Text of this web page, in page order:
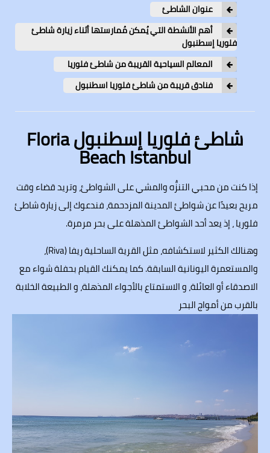
عنوان الشاطئ
أهم الأنشطة التي يُمكن مُمارستها أثناء زيارة شاطئ
فلوريا إسطنبول
المعالم السياحية القريبة من شاطئ فلوريا
فنادق قريبة من شاطئ فلوريا اسطنبول
شاطئ فلوريا إسطنبول Floria
Beach Istanbul
إذا كنت من محبي التنزُّه والمشي على الشواطئ، وتريد قضاء وقت
مريح بعيدًا عن شواطئ المدينة المزدحمة، فندعوك إلى زيارة شاطئ
فلوريا ، إذ يعد أحد الشواطئ المذهلة على بحر مرمرة.
وهنالك الكثير لاستكشافه، مثل القرية الساحلية ريفا (Riva)،
والمستعمرة اليونانية السابقة. كما يمكنك القيام بحفلة شواء مع
الاصدقاء أو العائلة، و الاستمتاع بالأجواء المذهلة، و الطبيعة الخلابة
بالقرب من أمواج البحر